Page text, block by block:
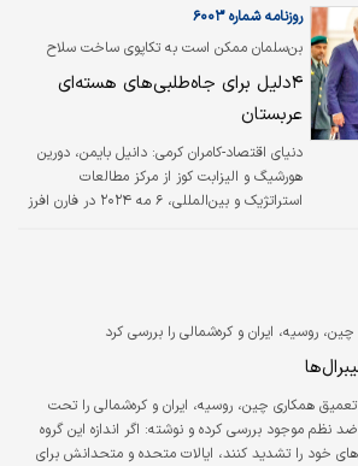
سال قبل از آن، چهار عضو اتحادیه عرب - بحرین،
مراکش، سودان و امارات متحده عربی - فرآیندهایی
را برای عادی‌‌سازی روابط دیپلماتیک خود با
اسرائیل آغاز کرده بودند. با نزدیک شدن به پایان
بن‌سلمان ممکن است به تکاپوی ساخت سلاح
هسته‌ای بیفتد
روزنامه شماره ۶۰۰۳
۴دلیل برای جاه‌طلبی‌های هسته‌ای
عربستان
دنیای اقتصاد-کامران کرمی: دانیل بایمن، دورین
هورشیگ و الیزابت کوز از مرکز مطالعات
استراتژیک و بین‌المللی، ۶ مه ۲۰۲۴ در فارن افرز
دهه‌‌‌ها روابط سرد، قیمت پیشنهادی ریاض برای
صلح مسلما بالا بود: علاوه بر تضمین‌‌‌های امنیتی
در مورد حاکمیت فلسطین، مذاکره‌‌‌کنندگان سعودی
خواستار دسترسی به فناوری هسته‌‌‌ای…
روسیه، ایران و کره‌شمالی را بررسی کرد
تعمیق همکاری چین، روسیه، ایران و کره‌شمالی را تحت
نظم موجود بررسی کرده و نوشته: اگر اندازه این گروه
خود را تشدید کنند، ایالات متحده و متحدانش برای